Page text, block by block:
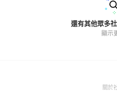
還有其他眾多
顯示
關於